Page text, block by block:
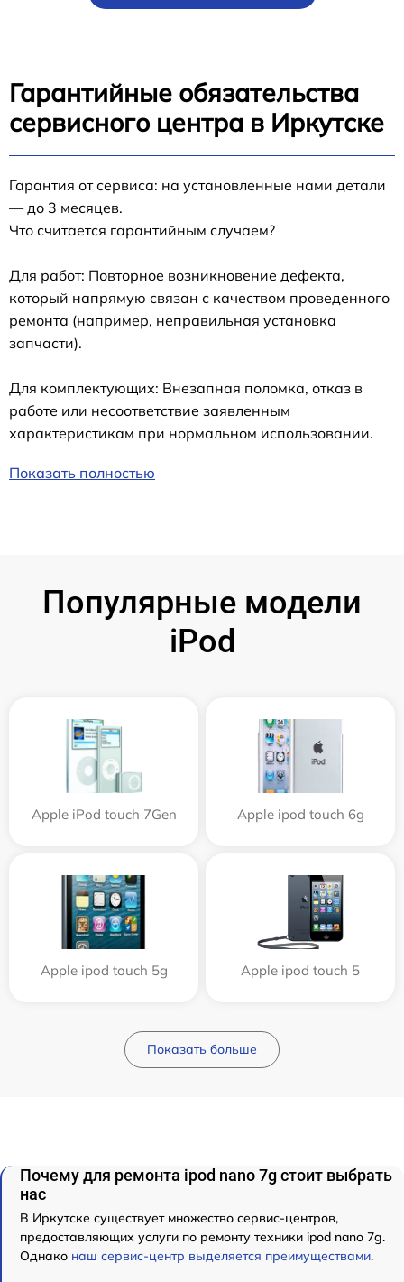
Гарантийные обязательства
сервисного центра в Иркутске
Гарантия от сервиса: на установленные нами детали
— до 3 месяцев.
Что считается гарантийным случаем?
Для работ: Повторное возникновение дефекта,
который напрямую связан с качеством проведенного
ремонта (например, неправильная установка
запчасти).
Для комплектующих: Внезапная поломка, отказ в
работе или несоответствие заявленным
характеристикам при нормальном использовании.
Показать полностью
Популярные модели
iPod
Apple iPod touch 7Gen Apple ipod touch 6g
Apple ipod touch 5g Apple ipod touch 5
Показать больше
Почему для ремонта ipod nano 7g стоит выбрать
нас
В Иркутске существует множество сервис-центров,
предоставляющих услуги по ремонту техники ipod nano 7g.
Однако наш сервис-центр выделяется преимуществами.